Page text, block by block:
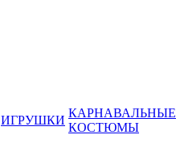
ИГРУШКИ
КАРНАВАЛЬНЫЕ
КОСТЮМЫ